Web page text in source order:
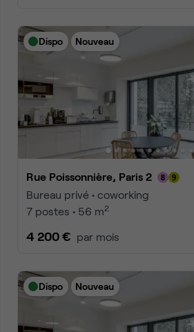
Dispo Nouveau
Rue Poissonnière, Paris 2
Bureau privé • coworking
7 postes • 56 m2
4 200 € par mois
Dispo Nouveau